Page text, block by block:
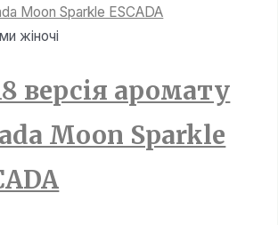
до
жiночi
версія аромату
Moon Sparkle